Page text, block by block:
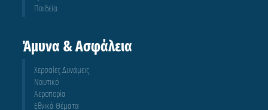
Παιδεία
Άμυνα & Ασφάλεια
Χερσαίες Δυνάμεις
Ναυτικό
Αεροπορία
Εθνικά Θέματα